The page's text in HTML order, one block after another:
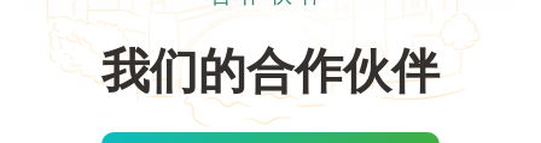
我们的合作伙伴